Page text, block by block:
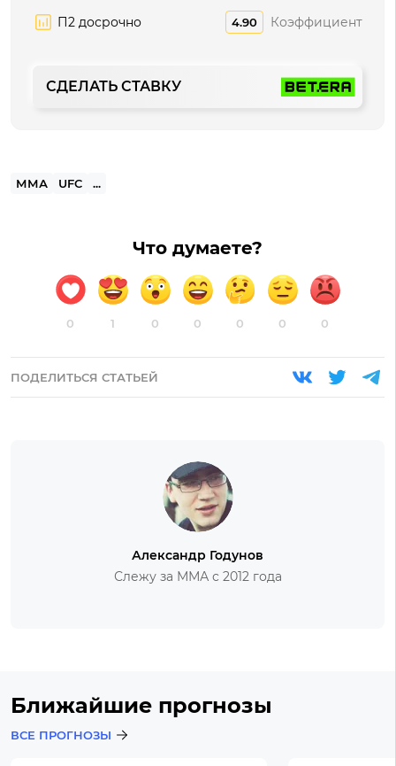
П2 досрочно 4.90 Коэффициент
СДЕЛАТЬ СТАВКУ
ММА UFC ...
Что думаете?
0 1 0 0 0 0 0
ПОДЕЛИТЬСЯ СТАТЬЕЙ
Александр Годунов
Слежу за ММА с 2012 года
Ближайшие прогнозы
ВСЕ ПРОГНОЗЫ